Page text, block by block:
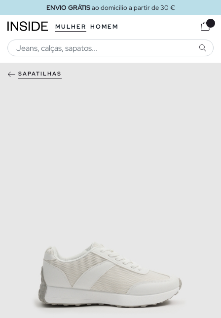
ENVIO GRÁTISao domicílio a partir de 30 €
MULHER HOMEM
SAPATILHAS